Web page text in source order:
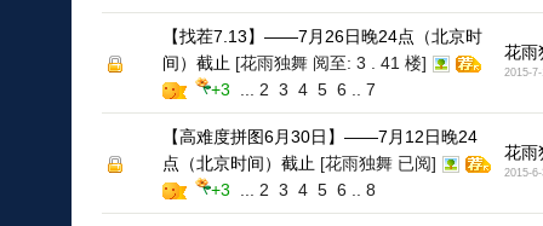
【找茬7.13】——7月26日晚24点（北京时
间）截止 [花雨独舞 阅至: 3 . 41 楼]
+3
2 3 4 5 6 7
花雨
2015-
【高难度拼图6月30日】——7月12日晚24
点（北京时间）截止 [花雨独舞 已阅]
+3
2 3 4 5 6 8
花雨
2015-